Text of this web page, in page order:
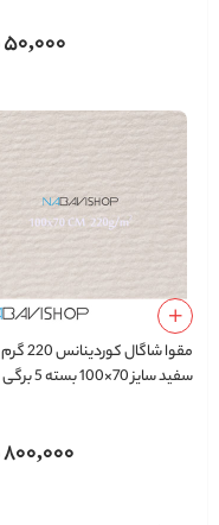
50,000
مقوا شاگال کوردینانس 220 گرم
سفید سایز 70×100 بسته 5 برگی
800,000